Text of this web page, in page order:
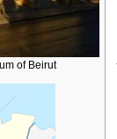
of Beirut